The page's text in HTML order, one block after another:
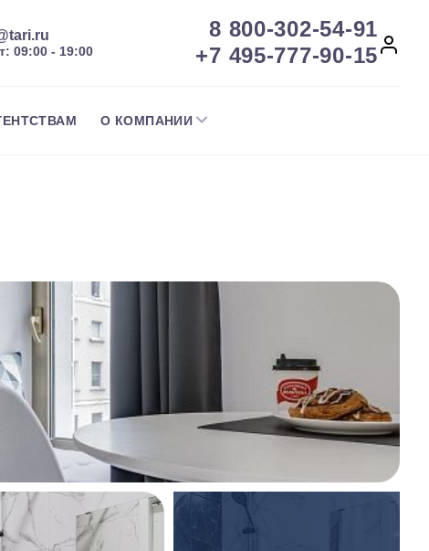
09:00 - 19:00
8 800-302-54-91
+7 495-777-90-15
О КОМПАНИИ